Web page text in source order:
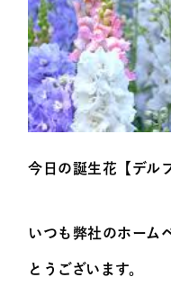
今日の誕生花【デル
いつも弊社のホーム
とうございます。